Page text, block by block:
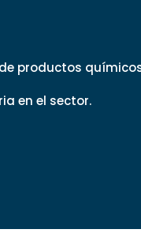
productos
en el sector.